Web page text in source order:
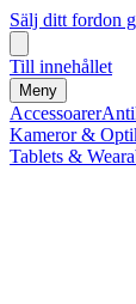
Sälj ditt fordon
Till innehållet
Meny
Accessoarer
Kameror &
Tablets &